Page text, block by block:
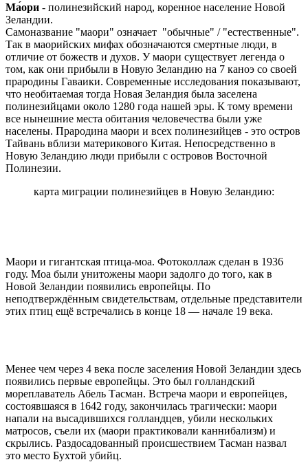
Ма́ори - полинезийский народ, коренное население Новой
Зеландии.
Самоназвание "маори" означает "обычные" / "естественные".
Так в маорийских мифах обозначаются смертные люди, в
отличие от божеств и духов. У маори существует легенда о
том, как они прибыли в Новую Зеландию на 7 каноэ со своей
прародины Гаваики. Современные исследования показывают,
что необитаемая тогда Новая Зеландия была заселена
полинезийцами около 1280 года нашей эры. К тому времени
все нынешние места обитания человечества были уже
населены. Прародина маори и всех полинезийцев - это остров
Тайвань вблизи материкового Китая. Непосредственно в
Новую Зеландию люди прибыли с островов Восточной
Полинезии.
карта миграции полинезийцев в Новую Зеландию:
Маори и гигантская птица-моа. Фотоколлаж сделан в 1936
году. Моа были унитожены маори задолго до того, как в
Новой Зеландии появились европейцы. По
неподтверждённым свидетельствам, отдельные представители
этих птиц ещё встречались в конце 18 — начале 19 века.
Менее чем через 4 века после заселения Новой Зеландии здесь
появились первые европейцы. Это был голландский
мореплаватель Абель Тасман. Встреча маори и европейцев,
состоявшаяся в 1642 году, закончилась трагически: маори
напали на высадившихся голландцев, убили нескольких
матросов, съели их (маори практиковали каннибализм) и
скрылись. Раздосадованный происшествием Тасман назвал
это место Бухтой убийц.